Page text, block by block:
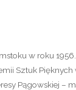
w roku
Sztuk
Pągowskiej –